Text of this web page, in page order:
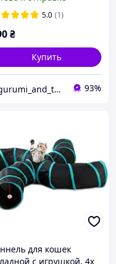
5.0 (1)
₴
Купить
kigurumi_and_toys 93%
для кошек
с игрушкой, 4х